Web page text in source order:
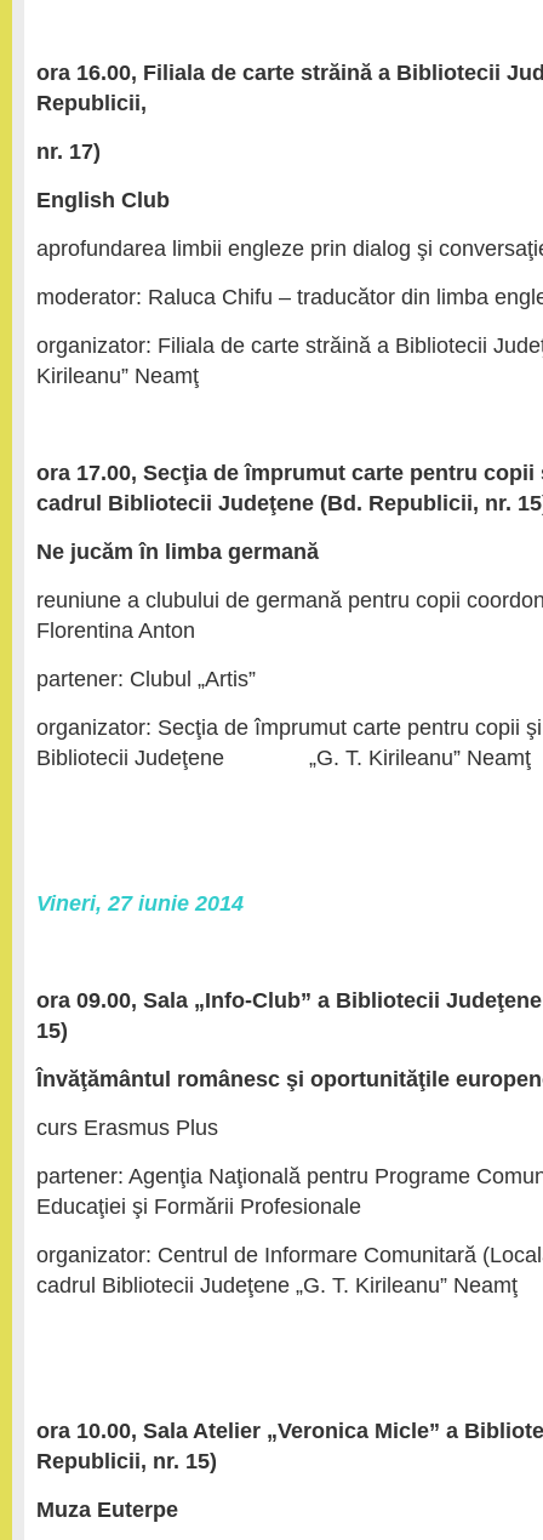
ora 16.00, Filiala de carte străină a Bibliotecii
Republicii,
nr. 17)
English Club
aprofundarea limbii engleze prin dialog şi
moderator: Raluca Chifu – traducător din limba
organizator: Filiala de carte străină a Bibliotecii
Kirileanu” Neamţ
ora 17.00, Secţia de împrumut carte pentru
cadrul Bibliotecii Judeţene (Bd. Republicii, nr.
Ne jucăm în limba germană
reuniune a clubului de germană pentru copii
Florentina Anton
partener: Clubul „Artis”
organizator: Secţia de împrumut carte pentru copii
Bibliotecii Judeţene „G. T. Kirileanu” Neamţ
Vineri, 27 iunie 2014
ora 09.00, Sala „Info-Club” a Bibliotecii
15)
Învăţământul românesc şi oportunităţile
curs Erasmus Plus
partener: Agenţia Naţională pentru Programe
Educaţiei şi Formării Profesionale
organizator: Centrul de Informare Comunitară
cadrul Bibliotecii Judeţene „G. T. Kirileanu” Neamţ
ora 10.00, Sala Atelier „Veronica Micle” a
Republicii, nr. 15)
Muza Euterpe